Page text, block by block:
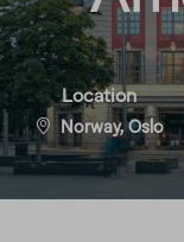
Location
Norway, Oslo